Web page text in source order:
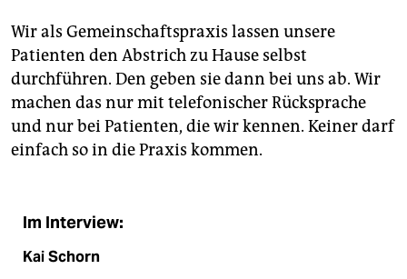
Wir als Gemeinschaftspraxis lassen unsere
Patienten den Abstrich zu Hause selbst
durchführen. Den geben sie dann bei uns ab. Wir
machen das nur mit telefonischer Rücksprache
und nur bei Patienten, die wir kennen. Keiner darf
einfach so in die Praxis kommen.
Im Interview:
KaiSchorn